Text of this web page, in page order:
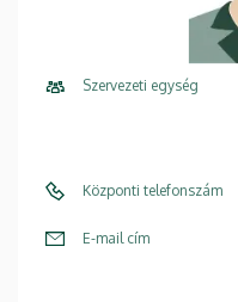
Szervezeti egység
Központi telefonszám
E-mail cím